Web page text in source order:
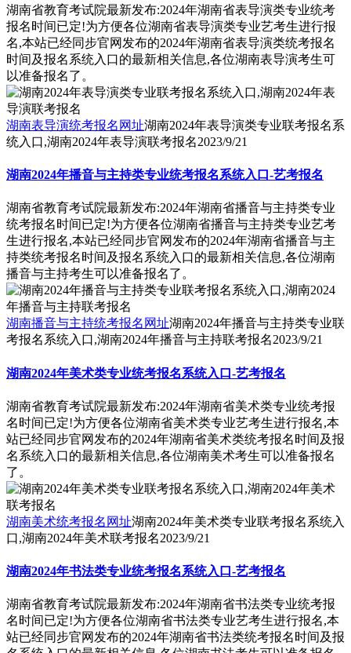
湖南省教育考试院最新发布:2024年湖南省表导演类专业统考
报名时间已定!为方便各位湖南省表导演类专业艺考生进行报
名,本站已经同步官网发布的2024年湖南省表导演类统考报名
时间及报名系统入口的最新相关信息,各位湖南表导演考生可
以准备报名了。
湖南表导演统考报名网址湖南2024年表导演类专业联考报名系
统入口,湖南2024年表导演联考报名2023/9/21
湖南2024年播音与主持类专业统考报名系统入口-艺考报名
湖南省教育考试院最新发布:2024年湖南省播音与主持类专业
统考报名时间已定!为方便各位湖南省播音与主持类专业艺考
生进行报名,本站已经同步官网发布的2024年湖南省播音与主
持类统考报名时间及报名系统入口的最新相关信息,各位湖南
播音与主持考生可以准备报名了。
湖南播音与主持统考报名网址湖南2024年播音与主持类专业联
考报名系统入口,湖南2024年播音与主持联考报名2023/9/21
湖南2024年美术类专业统考报名系统入口-艺考报名
湖南省教育考试院最新发布:2024年湖南省美术类专业统考报
名时间已定!为方便各位湖南省美术类专业艺考生进行报名,本
站已经同步官网发布的2024年湖南省美术类统考报名时间及报
名系统入口的最新相关信息,各位湖南美术考生可以准备报名
了。
湖南美术统考报名网址湖南2024年美术类专业联考报名系统入
口,湖南2024年美术联考报名2023/9/21
湖南2024年书法类专业统考报名系统入口-艺考报名
湖南省教育考试院最新发布:2024年湖南省书法类专业统考报
名时间已定!为方便各位湖南省书法类专业艺考生进行报名,本
站已经同步官网发布的2024年湖南省书法类统考报名时间及报